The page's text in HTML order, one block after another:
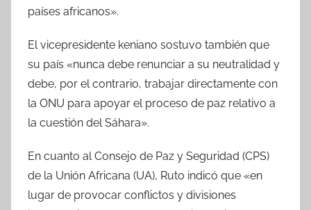
países africanos».
El vicepresidente keniano sostuvo también que
su país «nunca debe renunciar a su neutralidad y
debe, por el contrario, trabajar directamente con
la ONU para apoyar el proceso de paz relativo a
la cuestión del Sáhara».
En cuanto al Consejo de Paz y Seguridad (CPS)
de la Unión Africana (UA), Ruto indicó que «en
lugar de provocar conflictos y divisiones